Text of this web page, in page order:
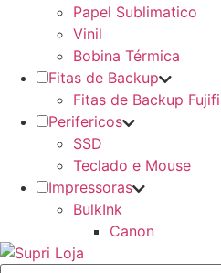
Papel Sublimatico
Vinil
Bobina Térmica
Fitas de Backup
Fitas de Backup
Perifericos
SSD
Teclado e Mouse
Impressoras
BulkInk
Canon